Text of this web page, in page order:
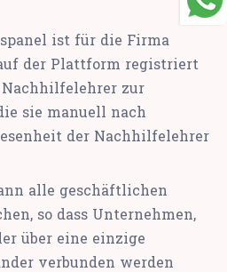
ist für die Firma
der Plattform registriert
zur
sie manuell nach
der Nachhilfelehrer
alle geschäftlichen
so dass Unternehmen,
über eine einzige
verbunden werden